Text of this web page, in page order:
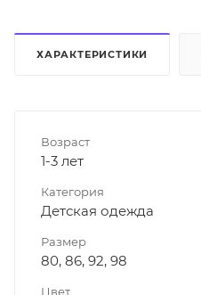
ХАРАКТЕРИСТИКИ
Возраст
1-3 лет
Категория
Детская одежда
Размер
80, 86, 92, 98
Цвет